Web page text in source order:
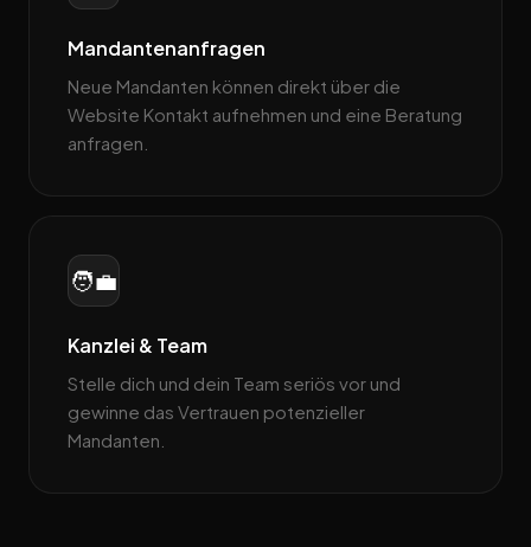
Mandantenanfragen
Neue Mandanten können direkt über die
Website Kontakt aufnehmen und eine Beratung
anfragen.
🧑‍💼
Kanzlei & Team
Stelle dich und dein Team seriös vor und
gewinne das Vertrauen potenzieller
Mandanten.